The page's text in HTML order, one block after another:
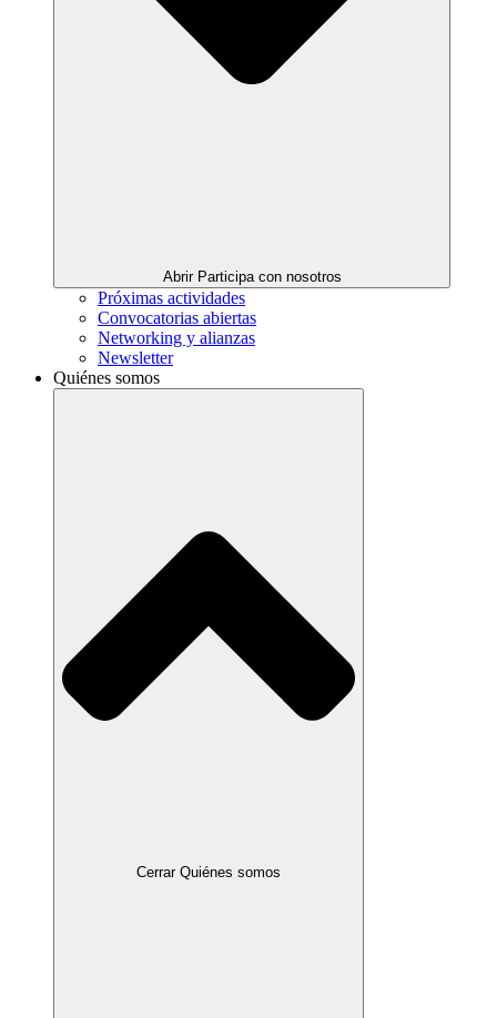
Abrir Participa con nosotros
Próximas actividades
Convocatorias abiertas
Networking y alianzas
Newsletter
Quiénes somos
Cerrar Quiénes somos